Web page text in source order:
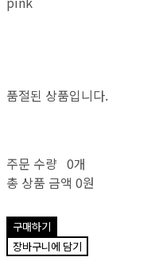
품절된 상품입니다.
주문 수량 0개
총 상품 금액 0원
구매하기
장바구니에 담기